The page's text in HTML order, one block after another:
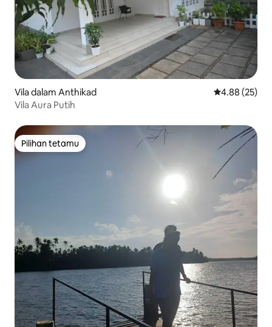
Vila dalam Anthikad Penarafan
4.88 (25)
Vila Aura Putih
Pilihan tetamu
Pilihan tetamu